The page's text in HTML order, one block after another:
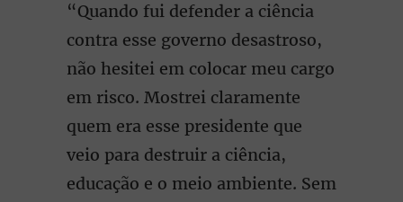
“Quando fui defender a ciência
contra esse governo desastroso,
não hesitei em colocar meu cargo
em risco. Mostrei claramente
quem era esse presidente que
veio para destruir a ciência,
educação e o meio ambiente. Sem